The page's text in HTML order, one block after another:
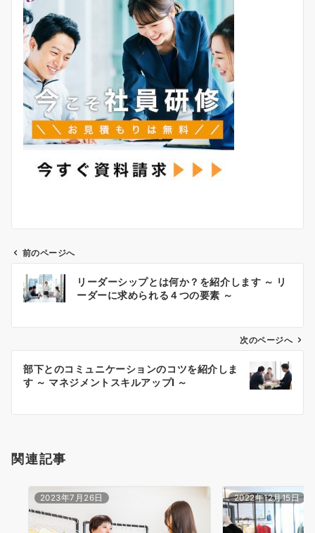
ン
前のページへ
リーダーシップとは何か？を紹介します ～ リ
ーダーに求められる４つの要素 ～
次のページへ
部下とのコミュニケーションのコツを紹介しま
す ～ マネジメントスキルアップⅠ ～
関連記事
2023年7月26日 2022年12月15日